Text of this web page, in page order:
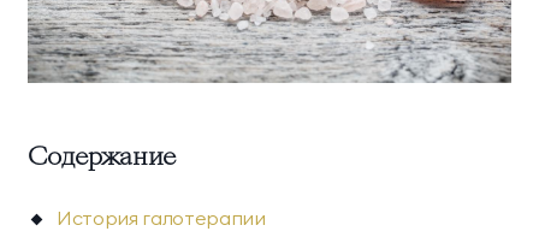
Содержание
История галотерапии
Классические
программы
Комплексная
диагностика
коктейли
Делюкс Прайм
Коннект Делюкс
Прайм
О комплексе